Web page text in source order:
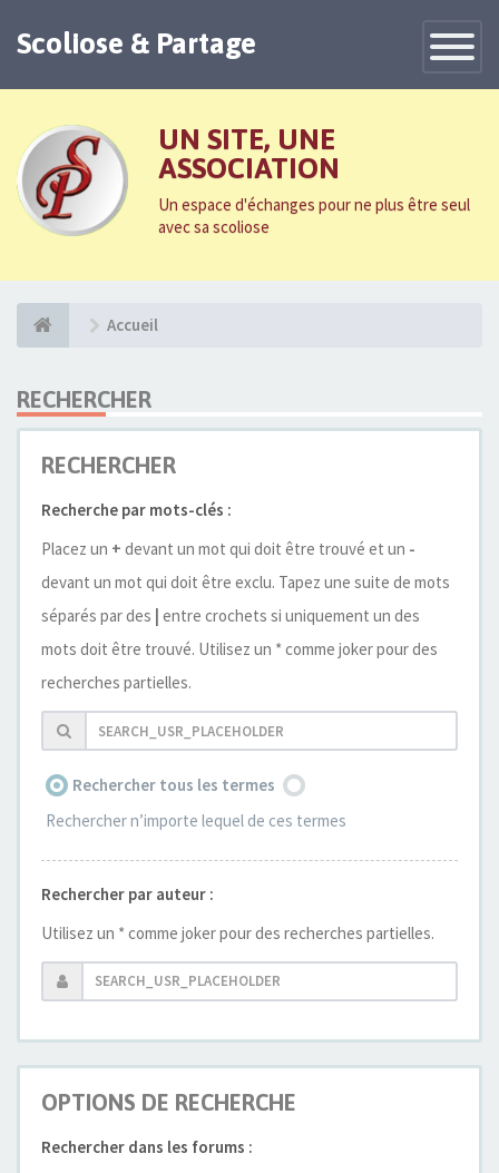
Toggle
Scoliose & Partage
UN SITE, UNE
ASSOCIATION
Un espace d'échanges pour ne plus être seul
avec sa scoliose
Accueil
RECHERCHER
RECHERCHER
Recherche par mots-clés :
Placez un + devant un mot qui doit être trouvé et un -
devant un mot qui doit être exclu. Tapez une suite de mots
séparés par des | entre crochets si uniquement un des
mots doit être trouvé. Utilisez un * comme joker pour des
recherches partielles.
Rechercher tous les termes
Rechercher n’importe lequel de ces termes
Rechercher par auteur :
Utilisez un * comme joker pour des recherches partielles.
OPTIONS DE RECHERCHE
Rechercher dans les forums :